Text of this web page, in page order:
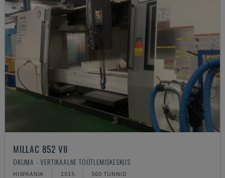
MILLAC 852 VII
OKUMA - VERTIKAALNE TÖÖTLEMISKESKUS
HISPAANIA 2015 500 TUNNID